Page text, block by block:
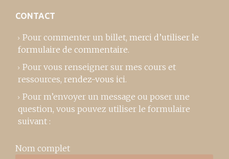
CONTACT
Pour commenter un billet, merci d’utiliser le
formulaire de commentaire.
Pour vous renseigner sur mes cours et
ressources, rendez-vous ici.
Pour m’envoyer un message ou poser une
question, vous pouvez utiliser le formulaire
suivant :
Nom complet